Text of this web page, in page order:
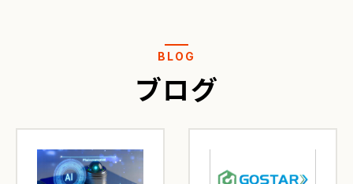
BLOG
ブログ